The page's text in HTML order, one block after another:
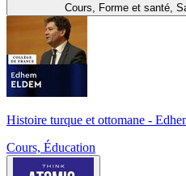
Cours, Forme et santé,
Histoire turque et ottomane -
Cours, Éducation